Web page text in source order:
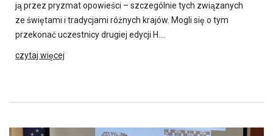
ją przez pryzmat opowieści – szczególnie tych związanych
ze świętami i tradycjami różnych krajów. Mogli się o tym
przekonać uczestnicy drugiej edycji H….
czytaj więcej